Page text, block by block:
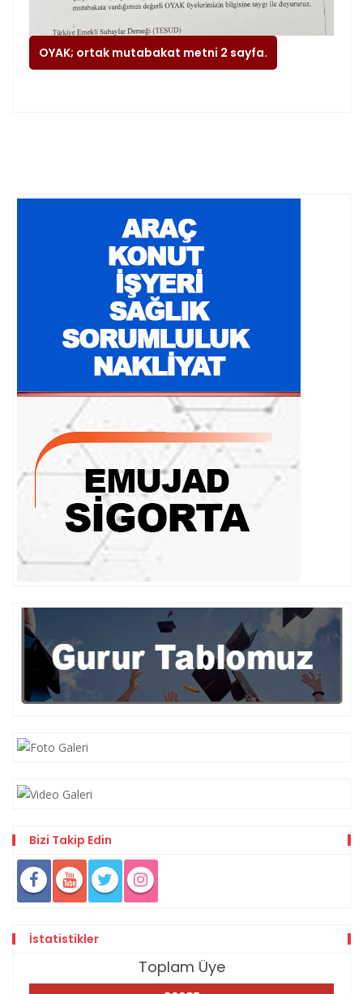
OYAK; ortak mutabakat metni 2 sayfa.
Bizi Takip Edin
İstatistikler
Toplam Üye